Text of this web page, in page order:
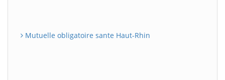
Mutuelle obligatoire sante Haut-Rhin